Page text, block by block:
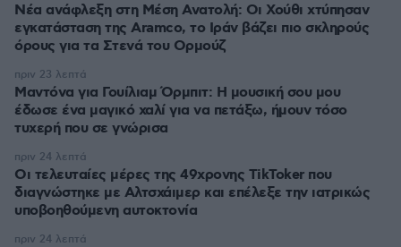
Νέα ανάφλεξη στη Μέση Ανατολή: Οι Χούθι χτύπησαν
εγκατάσταση της Aramco, το Ιράν βάζει πιο σκληρούς
όρους για τα Στενά του Ορμούζ
Μαντόνα για Γουίλιαμ Όρμπιτ: Η μουσική σου μου
έδωσε ένα μαγικό χαλί για να πετάξω, ήμουν τόσο
τυχερή που σε γνώρισα
πριν 23 λεπτά
Οι τελευταίες μέρες της 49χρονης TikToker που
διαγνώστηκε με Αλτσχάιμερ και επέλεξε την ιατρικώς
υποβοηθούμενη αυτοκτονία
πριν 24 λεπτά
πριν 24 λεπτά